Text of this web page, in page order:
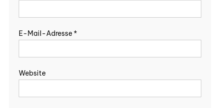
E-Mail-Adresse*
Website